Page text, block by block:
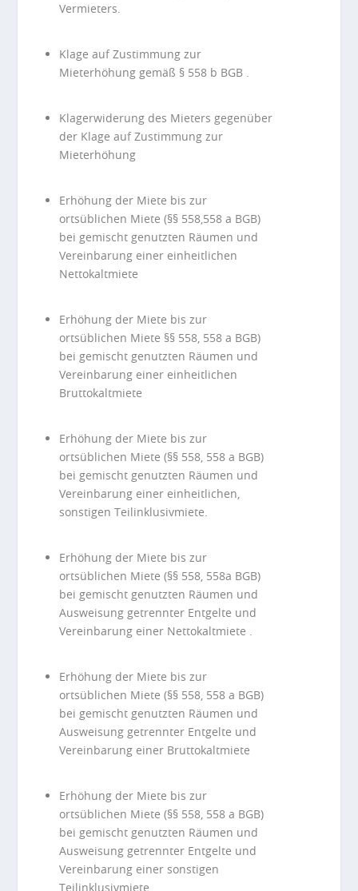
Vermieters.
Klage auf Zustimmung zur
Mieterhöhung gemäß § 558 b BGB .
Klagerwiderung des Mieters gegenüber
der Klage auf Zustimmung zur
Mieterhöhung
Erhöhung der Miete bis zur
ortsüblichen Miete (§§ 558,558 a BGB)
bei gemischt genutzten Räumen und
Vereinbarung einer einheitlichen
Nettokaltmiete
Erhöhung der Miete bis zur
ortsüblichen Miete §§ 558, 558 a BGB)
bei gemischt genutzten Räumen und
Vereinbarung einer einheitlichen
Bruttokaltmiete
Erhöhung der Miete bis zur
ortsüblichen Miete (§§ 558, 558 a BGB)
bei gemischt genutzten Räumen und
Vereinbarung einer einheitlichen,
sonstigen Teilinklusivmiete.
Erhöhung der Miete bis zur
ortsüblichen Miete (§§ 558, 558a BGB)
bei gemischt genutzten Räumen und
Ausweisung getrennter Entgelte und
Vereinbarung einer Nettokaltmiete .
Erhöhung der Miete bis zur
ortsüblichen Miete (§§ 558, 558 a BGB)
bei gemischt genutzten Räumen und
Ausweisung getrennter Entgelte und
Vereinbarung einer Bruttokaltmiete
Erhöhung der Miete bis zur
ortsüblichen Miete (§§ 558, 558 a BGB)
bei gemischt genutzten Räumen und
Ausweisung getrennter Entgelte und
Vereinbarung einer sonstigen
Teilinklusivmiete .